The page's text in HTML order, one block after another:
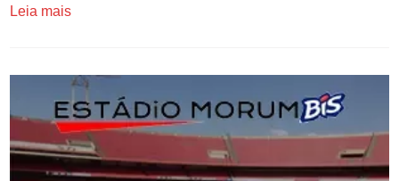
Leia mais